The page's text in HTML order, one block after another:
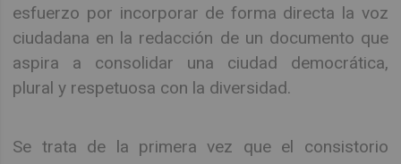
esfuerzo por incorporar de forma directa la voz
ciudadana en la redacción de un documento que
aspira a consolidar una ciudad democrática,
plural y respetuosa con la diversidad.
Se trata de la primera vez que el consistorio